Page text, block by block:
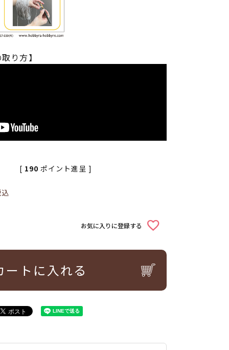
り方】
[ 190 ポイント進呈 ]
お気に入りに登録する
ートに入れる